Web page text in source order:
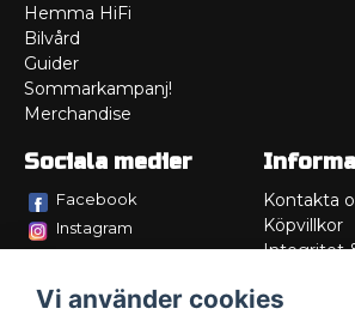
Hemma HiFi
Bilvård
Guider
Sommarkampanj!
Merchandise
Sociala medier
Facebook
Instagram
Kontakta
Köpvillkor
Integritet
Service/
Vi använder cookies